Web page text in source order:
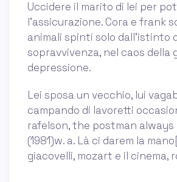
Uccidere il marito di lei per
l'assicurazione. Cora e frank
animali spinti solo dall'istinto
sopravvivenza, nel caos della
depressione.
Lei sposa un vecchio, lui
campando di lavoretti
rafelson, the postman
(1981)w. a. Là ci darem la
giacovelli, mozart e il cinema,